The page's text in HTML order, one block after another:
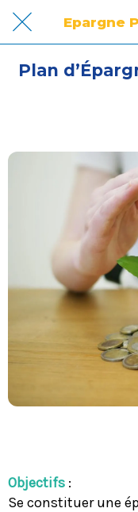
Epargne
Plan
Objectifs :
Se constituer une